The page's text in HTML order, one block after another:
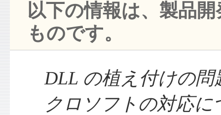
以下の情報は、製品
ものです。
DLL の植え付けの
クロソフトの対応